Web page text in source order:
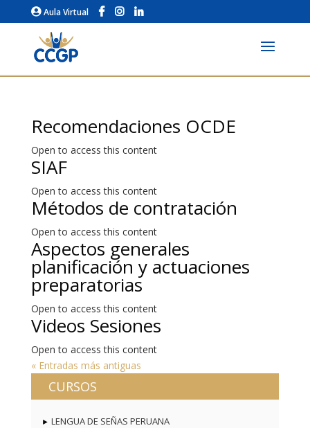
Aula Virtual
Recomendaciones OCDE
Open to access this content
SIAF
Open to access this content
Métodos de contratación
Open to access this content
Aspectos generales
planificación y actuaciones
preparatorias
Open to access this content
Videos Sesiones
Open to access this content
« Entradas más antiguas
CURSOS
LENGUA DE SEÑAS PERUANA